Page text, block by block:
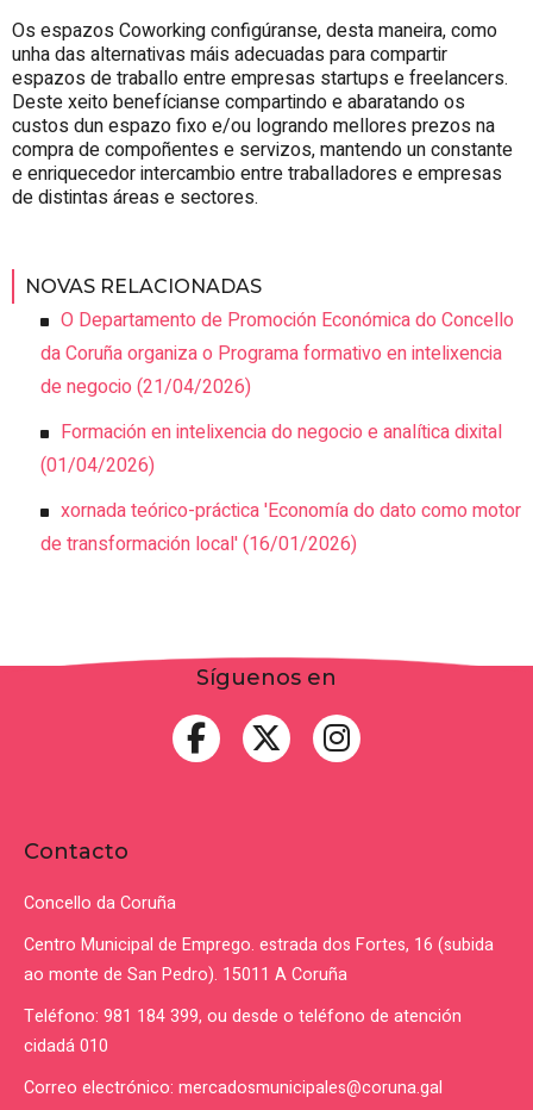
Os espazos Coworking configúranse, desta maneira, como
unha das alternativas máis adecuadas para compartir
espazos de traballo entre empresas startups e freelancers.
Deste xeito benefícianse compartindo e abaratando os
custos dun espazo fixo e/ou logrando mellores prezos na
compra de compoñentes e servizos, mantendo un constante
e enriquecedor intercambio entre traballadores e empresas
de distintas áreas e sectores.
NOVAS RELACIONADAS
O Departamento de Promoción Económica do Concello
da Coruña organiza o Programa formativo en intelixencia
de negocio (21/04/2026)
Formación en intelixencia do negocio e analítica dixital
(01/04/2026)
xornada teórico-práctica 'Economía do dato como motor
de transformación local'(16/01/2026)
Síguenos en
Contacto
Concello da Coruña
Centro Municipal de Emprego. estrada dos Fortes, 16 (subida
ao monte de San Pedro). 15011 A Coruña
Teléfono: 981 184 399, ou desde o teléfono de atención
cidadá 010
Correo electrónico: mercadosmunicipales@coruna.gal